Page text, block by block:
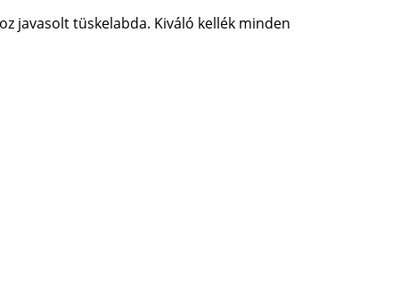
javasolt tüskelabda. Kiváló kellék minden